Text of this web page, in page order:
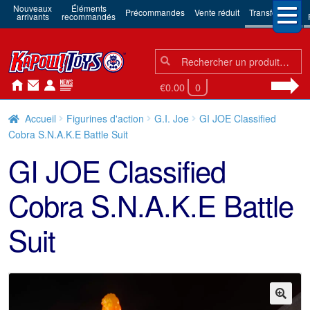
Nouveaux
arrivants
Éléments
recommandés Précommandes Vente réduit Transformers
Chercher:
Chercher
€0.00 0
Accueil Figurines d'action G.I. Joe
GI JOE Classified
Cobra S.N.A.K.E Battle Suit
GI JOE Classified
Cobra S.N.A.K.E Battle
Suit